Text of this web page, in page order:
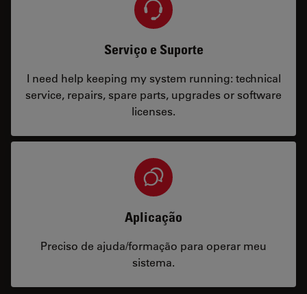
Serviço e Suporte
I need help keeping my system running: technical
service, repairs, spare parts, upgrades or software
licenses.
Aplicação
Preciso de ajuda/formação para operar meu
sistema.